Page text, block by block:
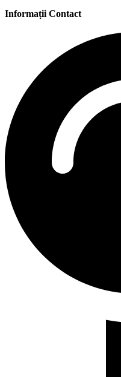
Informații Contact